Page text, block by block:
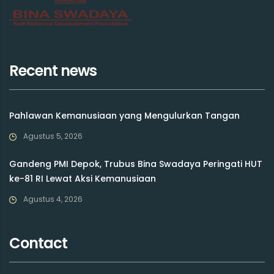
Recent news
Pahlawan Kemanusiaan yang Mengulurkan Tangan
Agustus 5, 2026
Gandeng PMI Depok, Trubus Bina Swadaya Peringati HUT
ke-81 RI Lewat Aksi Kemanusiaan
Agustus 4, 2026
Contact